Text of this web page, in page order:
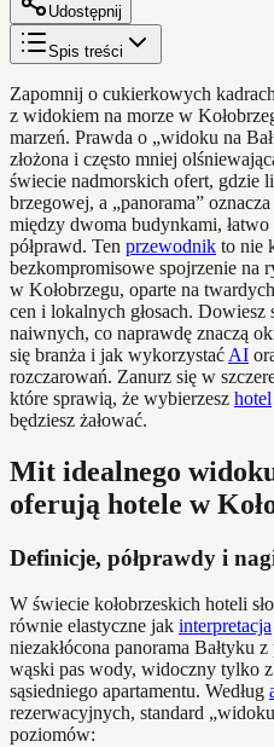
Udostępnij
Spis treści
Zapomnij o cukierkowych
z widokiem na morze w
marzeń. Prawda o „widoku na
złożona i często mniej
świecie nadmorskich ofert, gdzie
brzegowej, a „panorama”
między dwoma budynkami,
półprawd. Ten przewodnik to nie
bezkompromisowe spojrzenie na
w Kołobrzegu, oparte na
cen i lokalnych głosach. Dowiesz
naiwnych, co naprawdę znaczą
się branża i jak wykorzystać AI
rozczarowań. Zanurz się w
które sprawią, że wybierzesz hotel
będziesz żałować.
Mit idealnego
oferują hotele w
Definicje, półprawdy i
W świecie kołobrzeskich hoteli
równie elastyczne jak interpretacja
niezakłócona panorama Bałtyku
wąski pas wody, widoczny tylko
sąsiedniego apartamentu. Według
rezerwacyjnych, standard
poziomów: